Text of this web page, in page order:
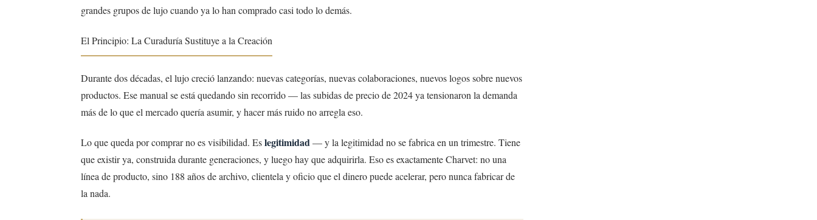
grandes grupos de lujo cuando ya lo han comprado casi todo lo demás.
El Principio: La Curaduría Sustituye a la Creación
Durante dos décadas, el lujo creció lanzando: nuevas categorías, nuevas colaboraciones, nuevos logos sobre nuevos
productos. Ese manual se está quedando sin recorrido — las subidas de precio de 2024 ya tensionaron la demanda
más de lo que el mercado quería asumir, y hacer más ruido no arregla eso.
Lo que queda por comprar no es visibilidad. Eslegitimidad— y la legitimidad no se fabrica en un trimestre. Tiene
que existir ya, construida durante generaciones, y luego hay que adquirirla. Eso es exactamente Charvet: no una
línea de producto, sino 188 años de archivo, clientela y oficio que el dinero puede acelerar, pero nunca fabricar de
la nada.